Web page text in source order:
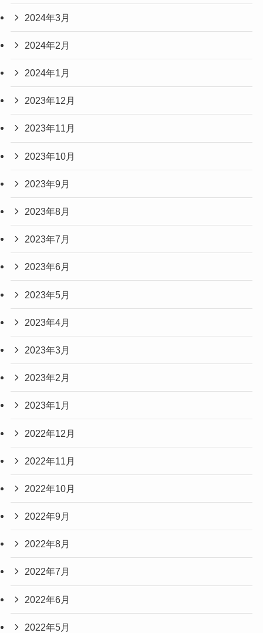
2024年3月
2024年2月
2024年1月
2023年12月
2023年11月
2023年10月
2023年9月
2023年8月
2023年7月
2023年6月
2023年5月
2023年4月
2023年3月
2023年2月
2023年1月
2022年12月
2022年11月
2022年10月
2022年9月
2022年8月
2022年7月
2022年6月
2022年5月